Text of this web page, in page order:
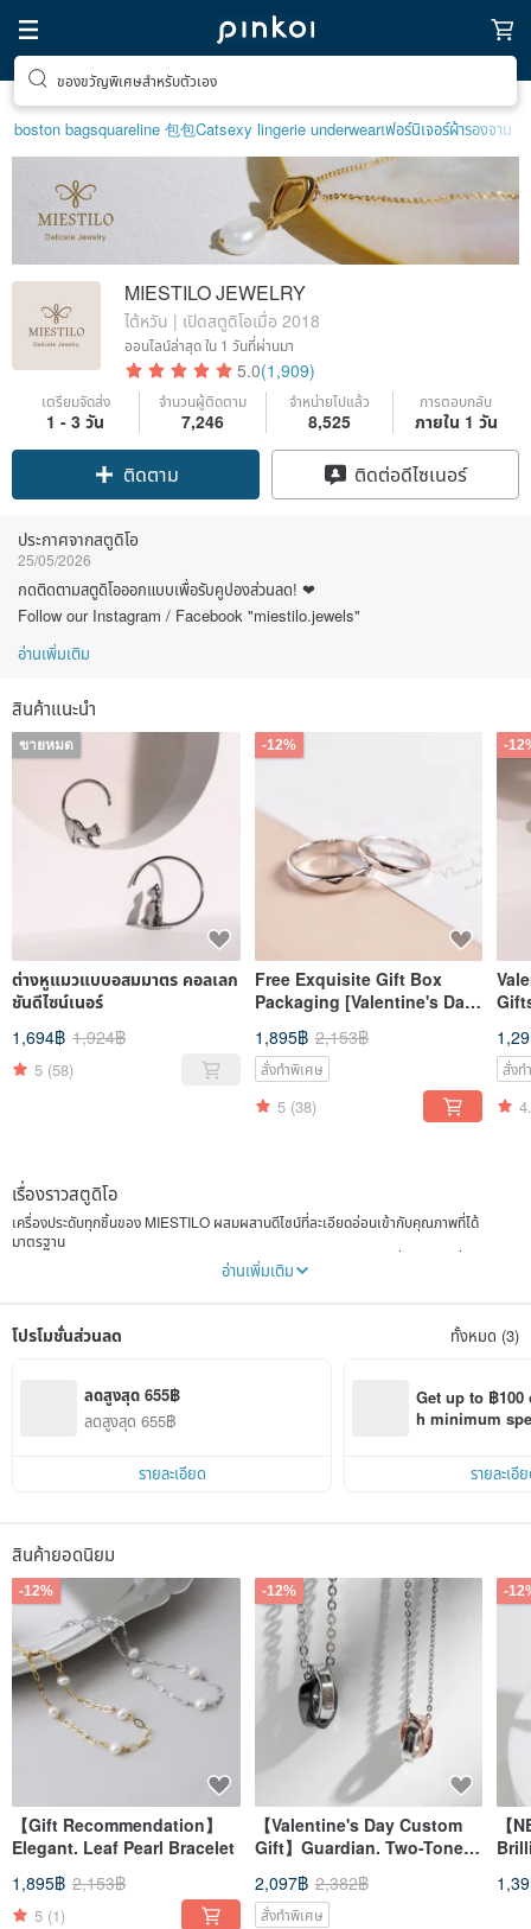
ของขวัญพิเศษสำหรับตัวเอง
boston bagsquareline 包包Catsexy lingerie underwearเฟอร์นิเจอร์ผ้ารองจาน
MIESTILO JEWELRY
ไต้หวัน | เปิดสตูดิโอเมื่อ 2018
ออนไลน์ล่าสุดใน 1 วันที่ผ่านมา
5.0(1,909)
เตรียมจัดส่ง
1 - 3 วัน
จำนวนผู้ติดตาม
7,246
จำหน่ายไปแล้ว
8,525
การตอบกลับ
ภายใน 1 วัน
Claim coupon
ติดตาม
ติดต่อดีไซเนอร์
ประกาศจากสตูดิโอ
25/05/2026
กดติดตามสตูดิโอออกแบบเพื่อรับคูปองส่วนลด! ❤
Follow our Instagram / Facebook "miestilo.jewels"
อ่านเพิ่มเติม
สินค้าแนะนำ
ขายหมด
ต่างหูแมวแบบอสมมาตร คอลเลก
ชันดีไซน์เนอร์
1,694฿ 1,924฿
5 (58)
-12%
Free Exquisite Gift Box
Packaging [Valentine's Day
Custom Gift] Multi-faceted.
Pure Silver Ring Couple
Matching Rings
1,895฿ 2,153฿
สั่งทำพิเศษ
5 (38)
-
สั่งท
เรื่องราวสตูดิโอ
เครื่องประดับทุกชิ้นของ MIESTILO ผสมผสานดีไซน์ที่ละเอียดอ่อนเข้ากับคุณภาพที่ได้
มาตรฐาน
เราใช้ทักษะงานฝีมือระดับไฮเอนด์ (Fine Jewelry) ในการสร้างสรรค์เครื่องประดับที่เหมาะ
เราปรารถนาให้เครื่องประดับทุกชิ้น ไม่ว่าจะเป็นต่างหู แหวน หรือสร้อยคอ ไม่ใช่แค่เพียงเครื่อง
ในโลกของเครื่องประดับที่มีตั้งแต่แฟชั่นราคาประหยัดไปจนถึงจิวเวลรี่ราคาสูงเกินเอื้อม
เราตั้งใจที่จะเป็นแบรนด์ที่มอบงานดีไซน์คุณภาพเยี่ยมในราคาที่จับต้องได้
ให้เครื่องประดับของ MIESTILO เติมเต็มทุกช่วงเวลาที่เปล่งประกายของคุณ!
Instagram @miestilo.jewels
อ่านเพิ่มเติม
โปรโมชั่นส่วนลด ทั้งหมด (3)
ลดสูงสุด 655฿
ลดสูงสุด 655฿
รายละเอียด
Get up to ฿
h minimum
รายละเอี
สินค้ายอดนิยม
-12%
【Gift Recommendation】
Elegant. Leaf Pearl Bracelet
1,895฿ 2,153฿
5 (1)
-12%
【Valentine's Day Custom
Gift】Guardian. Two-Tone
Double Ring White Steel
Necklace Couple's Necklace
Engraving Add-on
2,097฿ 2,382฿
สั่งทำพิเศษ
-
【